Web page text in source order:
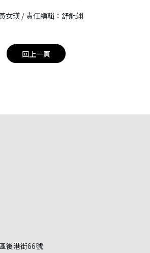
女瑛 / 責任編輯：舒能翊
回上一頁
後港街66號